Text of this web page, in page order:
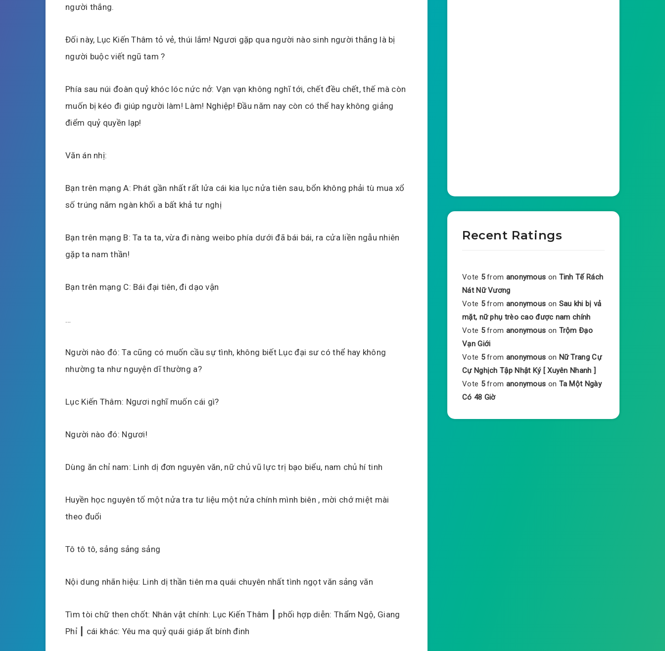
người thắng.
Đối này, Lục Kiến Thâm tỏ vẻ, thúi lắm! Ngươi gặp qua người nào sinh người thắng là bị
người buộc viết ngũ tam ?
Phía sau núi đoàn quỷ khóc lóc nức nở: Vạn vạn không nghĩ tới, chết đều chết, thế mà còn
muốn bị kéo đi giúp người làm! Làm! Nghiệp! Đầu năm nay còn có thể hay không giảng
điểm quỷ quyền lạp!
Văn án nhị:
Bạn trên mạng A: Phát gần nhất rất lửa cái kia lục nửa tiên sau, bổn không phải tù mua xổ
số trúng năm ngàn khối a bất khả tư nghị
Bạn trên mạng B: Ta ta ta, vừa đi nàng weibo phía dưới đã bái bái, ra cửa liền ngẫu nhiên
gặp ta nam thần!
Bạn trên mạng C: Bái đại tiên, đi dạo vận
…
Người nào đó: Ta cũng có muốn cầu sự tình, không biết Lục đại sư có thể hay không
nhường ta như nguyện dĩ thường a?
Lục Kiến Thâm: Ngươi nghĩ muốn cái gì?
Người nào đó: Ngươi!
Dùng ăn chỉ nam: Linh dị đơn nguyên văn, nữ chủ vũ lực trị bạo biểu, nam chủ hí tinh
Huyền học nguyên tố một nửa tra tư liệu một nửa chính mình biên , mời chớ miệt mài
theo đuổi
Tô tô tô, sảng sảng sảng
Nội dung nhãn hiệu: Linh dị thần tiên ma quái chuyên nhất tình ngọt văn sảng văn
Tìm tòi chữ then chốt: Nhân vật chính: Lục Kiến Thâm ┃ phối hợp diễn: Thẩm Ngộ, Giang
Phỉ ┃ cái khác: Yêu ma quỷ quái giáp ất bính đinh
Recent Ratings
Vote 5 from anonymous on Tinh Tế Rách
Nát Nữ Vương
Vote 5 from anonymous on Sau khi bị vả
mặt, nữ phụ trèo cao được nam chính
Vote 5 from anonymous on Trộm Đạo
Vạn Giới
Vote 5 from anonymous on Nữ Trang Cự
Cự Nghịch Tập Nhật Ký [ Xuyên Nhanh ]
Vote 5 from anonymous on Ta Một Ngày
Có 48 Giờ